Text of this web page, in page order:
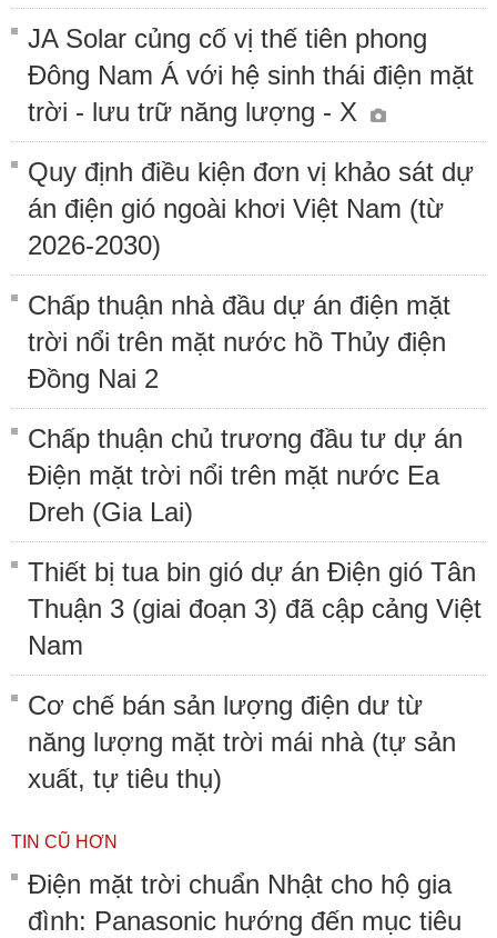
JA Solar củng cố vị thế tiên phong
Đông Nam Á với hệ sinh thái điện mặt
trời - lưu trữ năng lượng - X
Quy định điều kiện đơn vị khảo sát dự
án điện gió ngoài khơi Việt Nam (từ
2026-2030)
Chấp thuận nhà đầu dự án điện mặt
trời nổi trên mặt nước hồ Thủy điện
Đồng Nai 2
Chấp thuận chủ trương đầu tư dự án
Điện mặt trời nổi trên mặt nước Ea
Dreh (Gia Lai)
Thiết bị tua bin gió dự án Điện gió Tân
Thuận 3 (giai đoạn 3) đã cập cảng Việt
Nam
Cơ chế bán sản lượng điện dư từ
năng lượng mặt trời mái nhà (tự sản
xuất, tự tiêu thụ)
TIN CŨ HƠN
Điện mặt trời chuẩn Nhật cho hộ gia
đình: Panasonic hướng đến mục tiêu